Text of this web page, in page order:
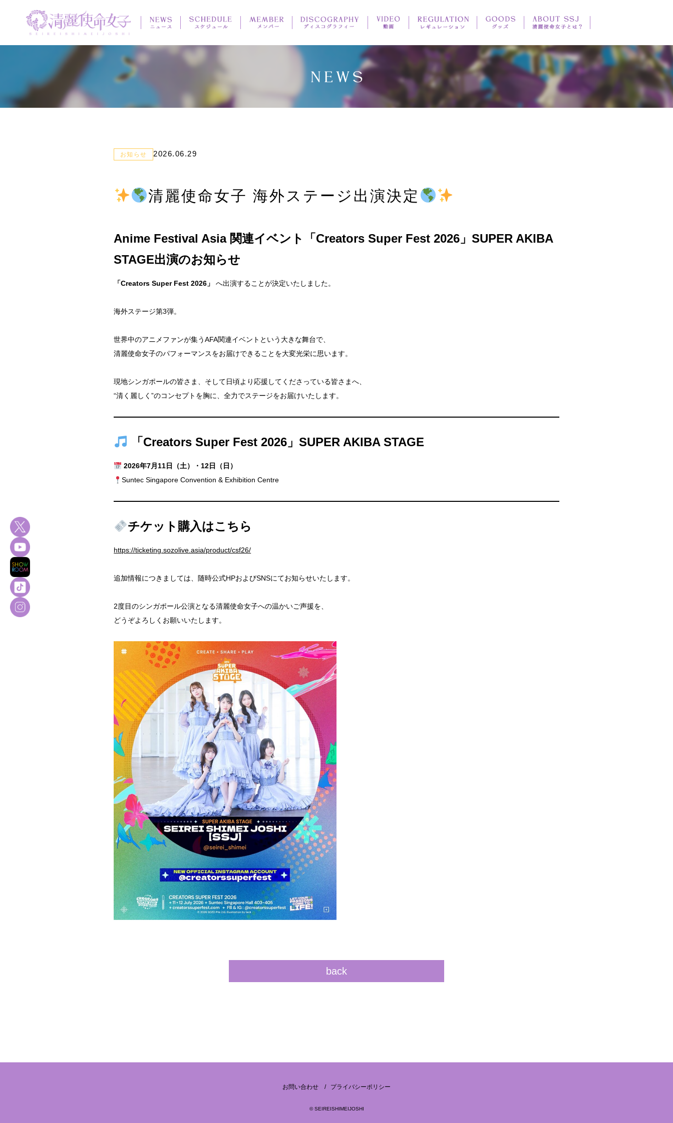
お知らせ 2026.06.29
清麗使命女子 海外ステージ出演決定
Anime Festival Asia 関連イベント「Creators Super Fest 2026」SUPER AKIBA
STAGE出演のお知らせ
「Creators Super Fest 2026」 へ出演することが決定いたしました。
海外ステージ第3弾。
世界中のアニメファンが集うAFA関連イベントという大きな舞台で、
清麗使命女子のパフォーマンスをお届けできることを大変光栄に思います。
現地シンガポールの皆さま、そして日頃より応援してくださっている皆さまへ、
“清く麗しく”のコンセプトを胸に、全力でステージをお届けいたします。
「Creators Super Fest 2026」SUPER AKIBA STAGE
2026年7月11日（土）・12日（日）
Suntec Singapore Convention & Exhibition Centre
チケット購入はこちら
https://ticketing.sozolive.asia/product/csf26/
追加情報につきましては、随時公式HPおよびSNSにてお知らせいたします。
2度目のシンガポール公演となる清麗使命女子への温かいご声援を、
どうぞよろしくお願いいたします。
back
お問い合わせ プライバシーポリシー
© SEIREISHIMEIJOSHI